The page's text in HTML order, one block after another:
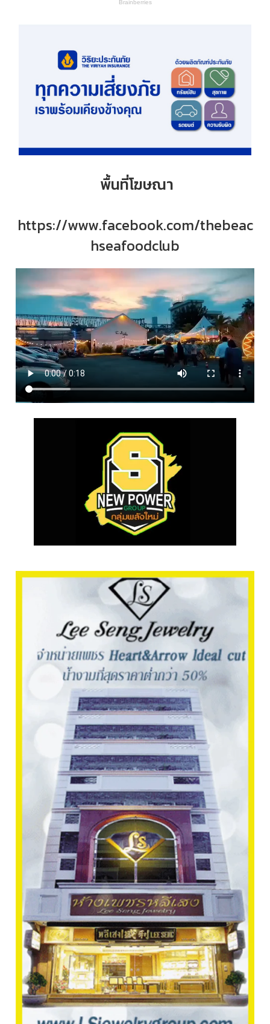
พื้นที่โฆษณา
https://www.facebook.com/thebeac
hseafoodclub